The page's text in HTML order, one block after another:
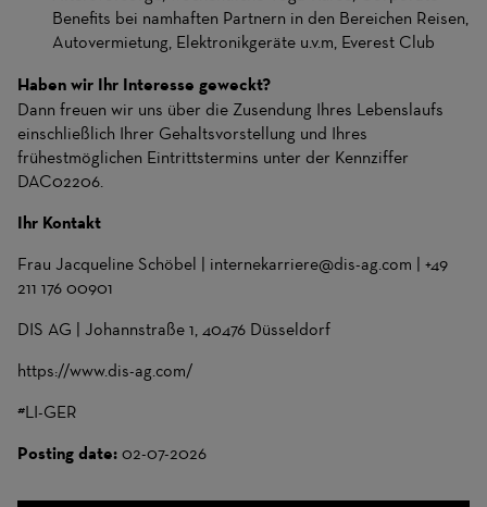
Benefits bei namhaften Partnern in den Bereichen Reisen,
Autovermietung, Elektronikgeräte u.v.m, Everest Club
Haben wir Ihr Interesse geweckt?
Dann freuen wir uns über die Zusendung Ihres Lebenslaufs
einschließlich Ihrer Gehaltsvorstellung und Ihres
frühestmöglichen Eintrittstermins unter der Kennziffer
DAC02206.
Ihr Kontakt
Frau Jacqueline Schöbel | internekarriere@dis-ag.com | +49
211 176 00901
DIS AG | Johannstraße 1, 40476 Düsseldorf
https://www.dis-ag.com/
#LI-GER
Posting date: 02-07-2026